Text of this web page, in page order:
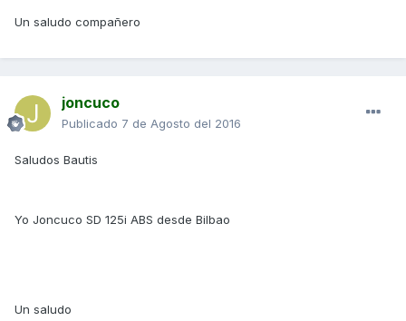
Un saludo compañero
joncuco
Publicado 7 de Agosto del 2016
Saludos Bautis
Yo Joncuco SD 125i ABS desde Bilbao
Un saludo